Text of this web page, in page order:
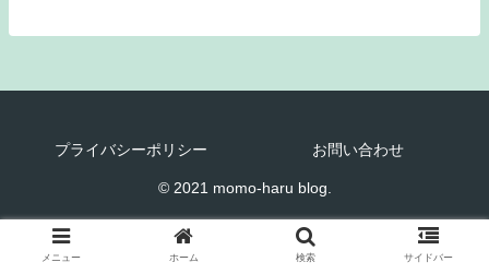
プライバシーポリシー お問い合わせ
© 2021 momo-haru blog.
メニュー ホーム 検索 サイドバー